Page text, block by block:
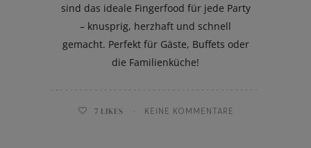
sind das ideale Fingerfood für jede Party
– knusprig, herzhaft und schnell
gemacht. Perfekt für Gäste, Buffets oder
die Familienküche!
7 LIKES KEINE KOMMENTARE